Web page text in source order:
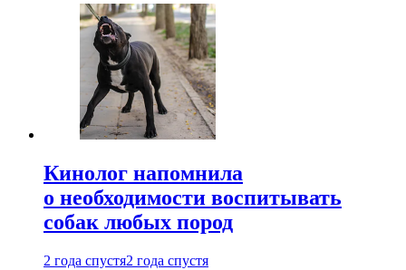
Кинолог напомнила
о необходимости воспитывать
собак любых пород
2 года спустя2 года спустя